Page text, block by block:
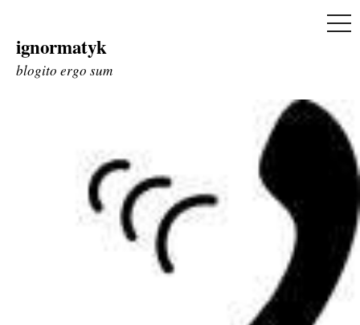
Skip
to
ignormatyk
blogito ergo sum